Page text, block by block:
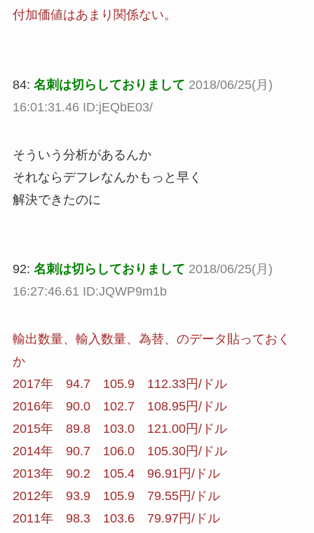
付加価値はあまり関係ない。
84: 名刺は切らしておりまして 2018/06/25(月)
16:01:31.46 ID:jEQbE03/
そういう分析があるんか
それならデフレなんかもっと早く
解決できたのに
92: 名刺は切らしておりまして 2018/06/25(月)
16:27:46.61 ID:JQWP9m1b
輸出数量、輸入数量、為替、のデータ貼っておく
か
2017年 94.7 105.9 112.33円/ドル
2016年 90.0 102.7 108.95円/ドル
2015年 89.8 103.0 121.00円/ドル
2014年 90.7 106.0 105.30円/ドル
2013年 90.2 105.4 96.91円/ドル
2012年 93.9 105.9 79.55円/ドル
2011年 98.3 103.6 79.97円/ドル